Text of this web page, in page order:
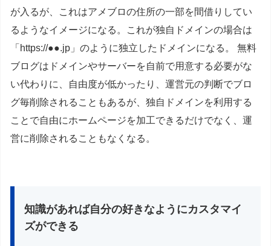
が入るが、これはアメブロの住所の一部を間借りしてい
るようなイメージになる。これが独自ドメインの場合は
「https://●●.jp」のように独立したドメインになる。 無料
ブログはドメインやサーバーを自前で用意する必要がな
い代わりに、自由度が低かったり、運営元の判断でブロ
グ毎削除されることもあるが、独自ドメインを利用する
ことで自由にホームページを加工できるだけでなく、運
営に削除されることもなくなる。
知識があれば自分の好きなようにカスタマイ
ズができる